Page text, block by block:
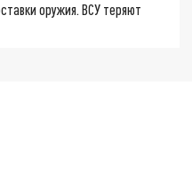
оружия. ВСУ теряют